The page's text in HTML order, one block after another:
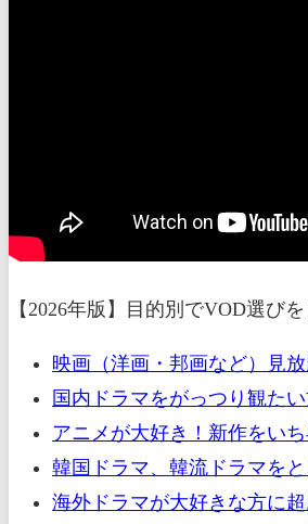
【2026年版】目的別でVOD選び
映画（洋画・邦画など）見
国内ドラマをがっつり観た
アニメが大好き！新作をい
韓国ドラマ、韓流ドラマを
海外ドラマが大好きな方に